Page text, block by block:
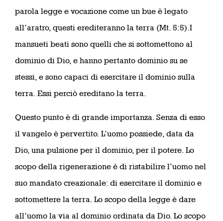
parola legge e vocazione come un bue è legato
all’aratro, questi erediteranno la terra (Mt. 5:5).I
mansueti beati sono quelli che si sottomettono al
dominio di Dio, e hanno pertanto dominio su se
stessi, e sono capaci di esercitare il dominio sulla
terra. Essi perciò ereditano la terra.
Questo punto è di grande importanza. Senza di esso
il vangelo è pervertito. L’uomo possiede, data da
Dio, una pulsione per il dominio, per il potere. Lo
scopo della rigenerazione è di ristabilire l’uomo nel
suo mandato creazionale: di esercitare il dominio e
sottomettere la terra. Lo scopo della legge è dare
all’uomo la via al dominio ordinata da Dio. Lo scopo